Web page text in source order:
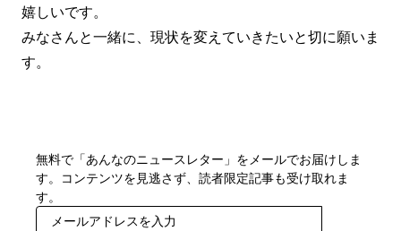
嬉しいです。
みなさんと一緒に、現状を変えていきたいと切に願いま
す。
無料で「あんなのニュースレター」をメールでお届けしま
す。コンテンツを見逃さず、読者限定記事も受け取れま
す。